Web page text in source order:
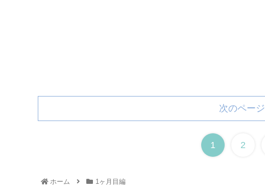
次のページ
1 2
ホーム 1ヶ月目編